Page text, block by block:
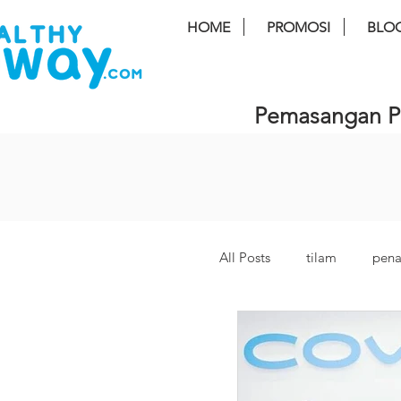
HOME PROMOSI
Pemasangan
All Posts tilam
Coway Core bm